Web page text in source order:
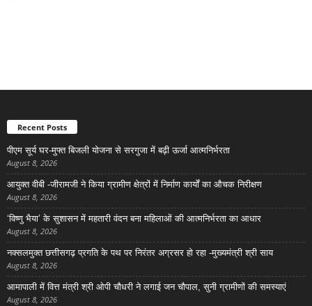
Recent Posts
पीएम सूर्य घर-मुफ्त बिजली योजना से सरगुजा में बढ़ी ऊर्जा आत्मनिर्भरता
August 8, 2026
आयुक्त वीबी -जीरामजी ने किया ग्रामीण क्षेत्रों में निर्माण कार्यों का औचक निरीक्षण
August 8, 2026
‘विष्णु भैया’ के सुशासन में महतारी वंदन बना महिलाओं की आत्मनिर्भरता का आधार
August 8, 2026
नक्सलमुक्त छत्तीसगढ़ प्रगति के पथ पर निरंतर अग्रसर हो रहा -मुख्यमंत्री श्री साय
August 8, 2026
आमापाली में वित्त मंत्री श्री ओपी चौधरी ने लगाई जन चौपाल, सुनी ग्रामीणों की समस्याएं
August 8, 2026